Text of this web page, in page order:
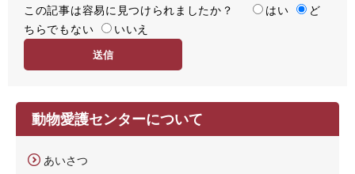
度
容
易
この記事は容易に見つけられましたか？ はい
ど
ちらでもない
いいえ
動物愛護センターについて
あいさつ